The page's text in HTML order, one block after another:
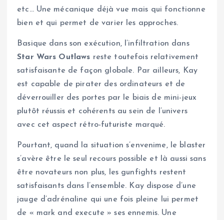
etc… Une mécanique déjà vue mais qui fonctionne
bien et qui permet de varier les approches.
Basique dans son exécution, l’infiltration dans
Star Wars Outlaws reste toutefois relativement
satisfaisante de façon globale. Par ailleurs, Kay
est capable de pirater des ordinateurs et de
déverrouiller des portes par le biais de mini-jeux
plutôt réussis et cohérents au sein de l’univers
avec cet aspect rétro-futuriste marqué.
Pourtant, quand la situation s’envenime, le blaster
s’avère être le seul recours possible et là aussi sans
être novateurs non plus, les gunfights restent
satisfaisants dans l’ensemble. Kay dispose d’une
jauge d’adrénaline qui une fois pleine lui permet
de « mark and execute » ses ennemis. Une